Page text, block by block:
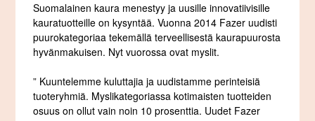
Suomalainen kaura menestyy ja uusille innovatiivisille
kauratuotteille on kysyntää. Vuonna 2014 Fazer uudisti
puurokategoriaa tekemällä terveellisestä kaurapuurosta
hyvänmakuisen. Nyt vuorossa ovat myslit.
” Kuuntelemme kuluttajia ja uudistamme perinteisiä
tuoteryhmiä. Myslikategoriassa kotimaisten tuotteiden
osuus on ollut vain noin 10 prosenttia. Uudet Fazer